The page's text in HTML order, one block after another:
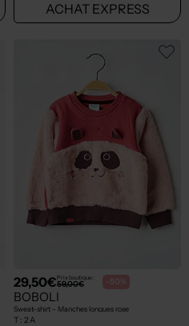
ACHAT EXPRESS
29,50€Prix boutique :
59,00€ -50%
BOBOLI
Sweat-shirt - Manches longues rose
T : 2 A